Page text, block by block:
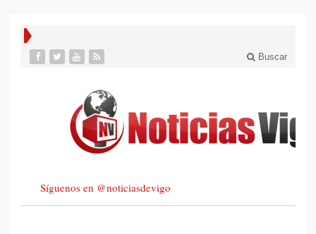
Buscar
Síguenos en @noticiasdevigo